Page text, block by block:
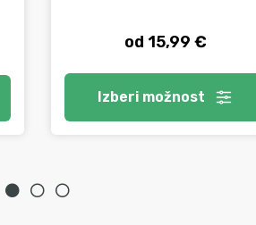
od 15,99 €
Izberi možnost